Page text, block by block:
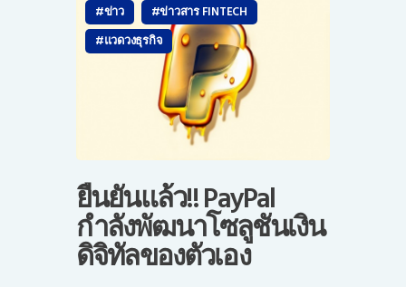
ข่าว
ข่าวสาร FINTECH
แวดวงธุรกิจ
ยืนยันแล้ว!! PayPal
กำลังพัฒนาโซลูชันเงิน
ดิจิทัลของตัวเอง